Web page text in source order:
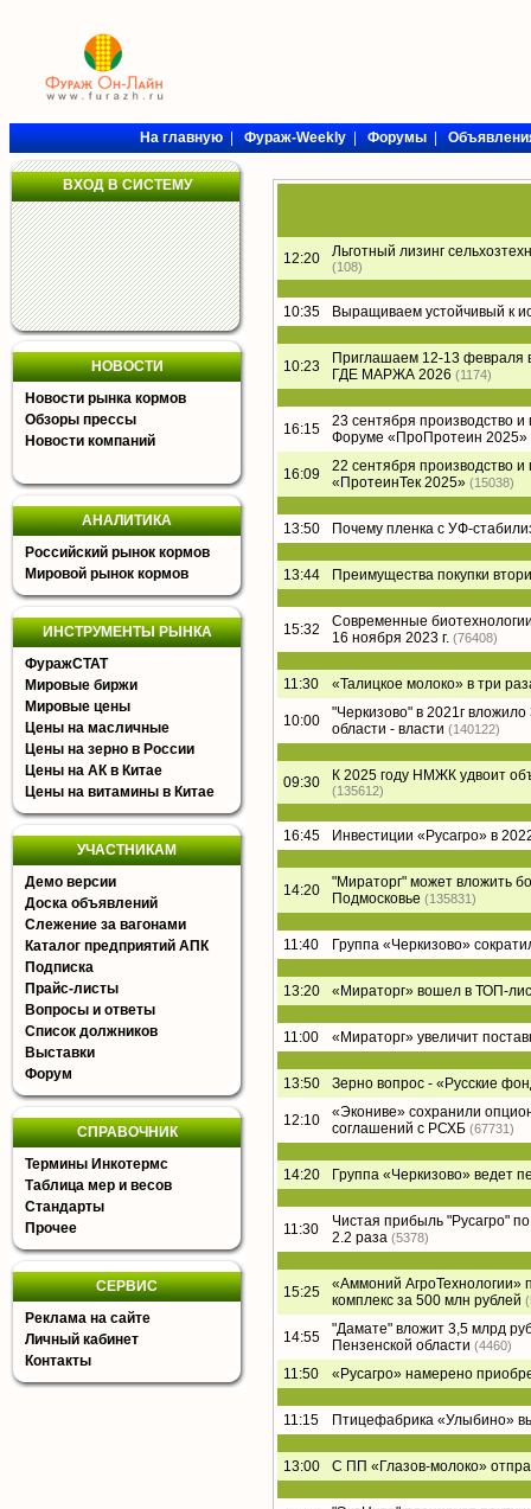
На главную|Фураж-Weekly|Форумы|
ВХОД В СИСТЕМУ
НОВОСТИ
Новости рынка кормов
Обзоры прессы
Новости компаний
АНАЛИТИКА
Российский рынок кормов
Мировой рынок кормов
ИНСТРУМЕНТЫ РЫНКА
ФуражСТАТ
Мировые биржи
Мировые цены
Цены на масличные
Цены на зерно в России
Цены на АК в Китае
Цены на витамины в Китае
УЧАСТНИКАМ
Демо версии
Доска объявлений
Слежение за вагонами
Каталог предприятий АПК
Подписка
Прайс-листы
Вопросы и ответы
Список должников
Выставки
Форум
СПРАВОЧНИК
Термины Инкотермс
Таблица мер и весов
Стандарты
Прочее
СЕРВИС
Реклама на сайте
Личный кабинет
Контакты
12:20 Льготный лизинг
(108)
10:35 Выращиваем устойчивый к
10:23
Приглашаем 12-13 февраля
ГДЕ МАРЖА 2026 (1174)
16:15
23 сентября производство
Форуме «ПроПротеин 2025»
16:09
22 сентября производство
«ПротеинТек 2025» (15038)
13:50 Почему пленка с УФ-
13:44 Преимущества покупки
15:32
Современные
16 ноября 2023 г. (76408)
11:30 «Талицкое молоко» в три
10:00
"Черкизово" в 2021г
области - власти (140122)
09:30 К 2025 году НМЖК удвоит
(135612)
16:45 Инвестиции «Русагро» в
14:20
"Мираторг" может вложить
Подмосковье (135831)
11:40 Группа «Черкизово»
13:20 «Мираторг» вошел в ТОП-
11:00 «Мираторг» увеличит
13:50 Зерно вопрос - «Русские
12:10
«Экониве» сохранили
соглашений с РСХБ (67731)
14:20 Группа «Черкизово» ведет
11:30
Чистая прибыль "Русагро"
2.2 раза (5378)
15:25
«Аммоний АгроТехнологии»
комплекс за 500 млн рублей
14:55
"Дамате" вложит 3,5 млрд
Пензенской области (4460)
11:50 «Русагро» намерено
11:15 Птицефабрика «Улыбино»
13:00 С ПП «Глазов-молоко»